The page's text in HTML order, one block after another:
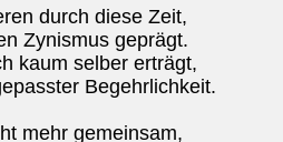
durch diese Zeit,
Zynismus geprägt.
kaum selber erträgt,
Begehrlichkeit.
mehr gemeinsam,